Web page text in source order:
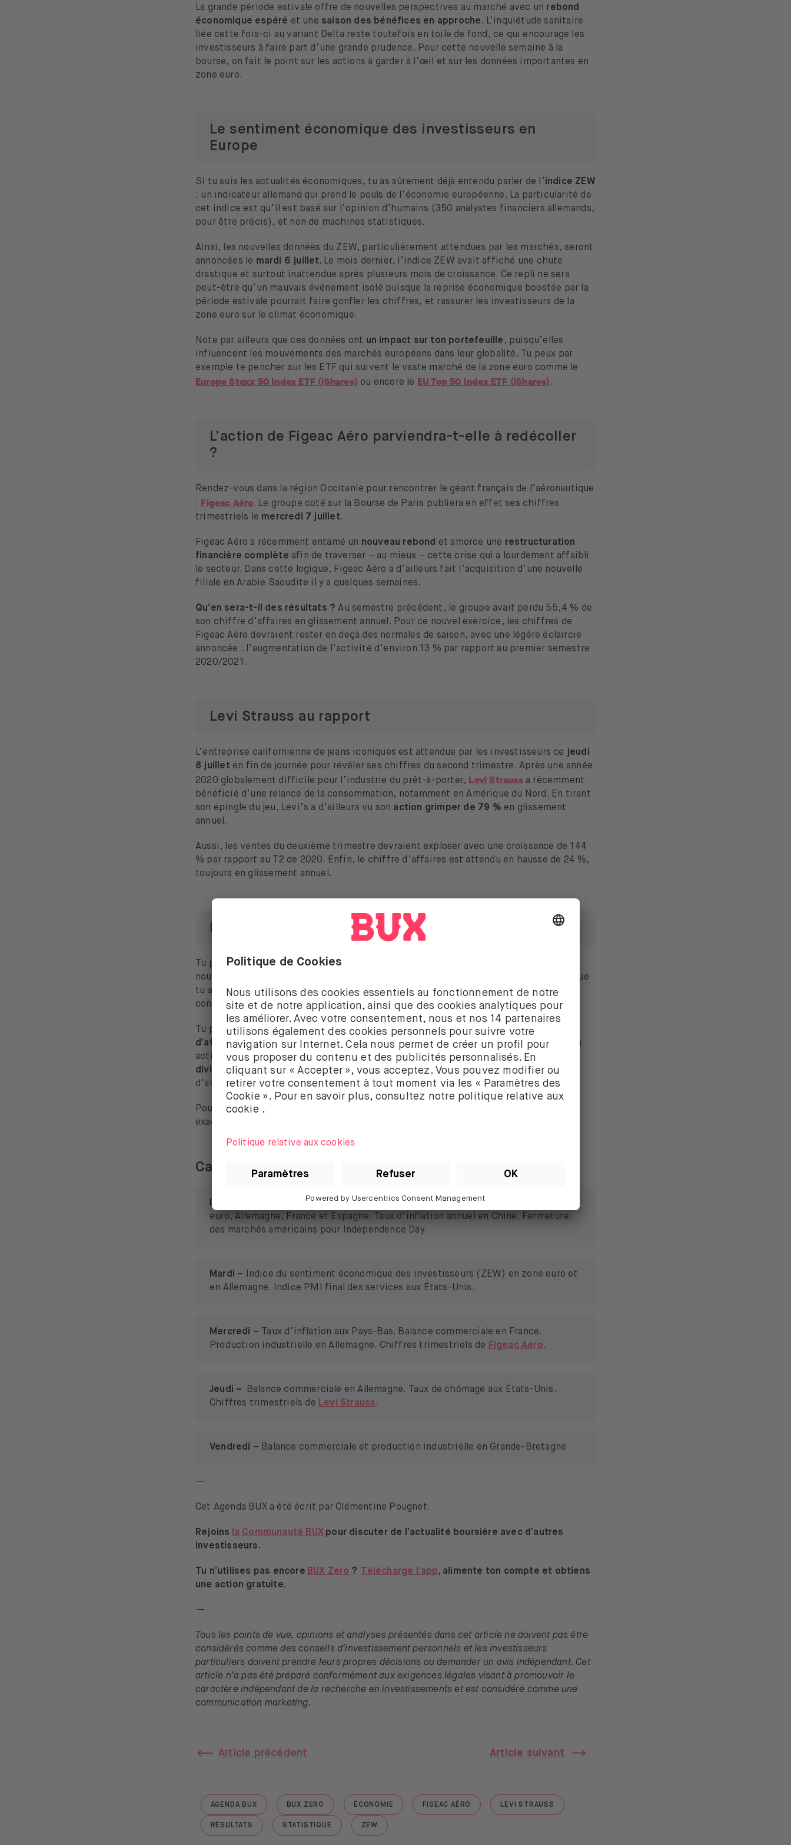
La grande période estivale offre de nouvelles perspectives au marché avec un rebond
économique espéré et une saison des bénéfices en approche. L’inquiétude sanitaire
liée cette fois-ci au variant Delta reste toutefois en toile de fond, ce qui encourage les
investisseurs à faire part d’une grande prudence. Pour cette nouvelle semaine à la
bourse, on fait le point sur les actions à garder à l’œil et sur les données importantes en
zone euro.
Le sentiment économique des investisseurs en
Europe
Si tu suis les actualités économiques, tu as sûrement déjà entendu parler de l’indice ZEW
: un indicateur allemand qui prend le pouls de l’économie européenne. La particularité de
cet indice est qu’il est basé sur l’opinion d’humains (350 analystes financiers allemands,
pour être précis), et non de machines statistiques.
Ainsi, les nouvelles données du ZEW, particulièrement attendues par les marchés, seront
annoncées le mardi 6 juillet. Le mois dernier, l’indice ZEW avait affiché une chute
drastique et surtout inattendue après plusieurs mois de croissance. Ce repli ne sera
peut-être qu’un mauvais événement isolé puisque la reprise économique boostée par la
période estivale pourrait faire gonfler les chiffres, et rassurer les investisseurs de la
zone euro sur le climat économique.
Note par ailleurs que ces données ont un impact sur ton portefeuille , puisqu’elles
influencent les mouvements des marchés européens dans leur globalité. Tu peux par
exemple te pencher sur les ETF qui suivent le vaste marché de la zone euro comme le
Europe Stoxx 50 Index ETF (iShares) ou encore le EU Top 50 Index ETF (iShares) .
L’action de Figeac Aéro parviendra-t-elle à redécoller
?
Rendez-vous dans la région Occitanie pour rencontrer le géant français de l’aéronautique
: Figeac Aéro. Le groupe coté sur la Bourse de Paris publiera en effet ses chiffres
trimestriels le mercredi 7 juillet.
Figeac Aéro a récemment entamé un nouveau rebond et amorce une restructuration
financière complète afin de traverser – au mieux – cette crise qui a lourdement affaibli
le secteur. Dans cette logique, Figeac Aéro a d’ailleurs fait l’acquisition d’une nouvelle
filiale en Arabie Saoudite il y a quelques semaines.
Qu’en sera-t-il des résultats ? Au semestre précédent, le groupe avait perdu 55,4 % de
son chiffre d’affaires en glissement annuel. Pour ce nouvel exercice, les chiffres de
Figeac Aéro devraient rester en deçà des normales de saison, avec une légère éclaircie
annoncée : l’augmentation de l’activité d’environ 13 % par rapport au premier semestre
2020/2021.
Levi Strauss au rapport
L’entreprise californienne de jeans iconiques est attendue par les investisseurs ce jeudi
8 juilleten fin de journée pour révéler ses chiffres du second trimestre. Après une année
2020 globalement difficile pour l’industrie du prêt-à-porter, Levi Straussa récemment
bénéficié d’une relance de la consommation, notamment en Amérique du Nord. En tirant
son épingle du jeu, Levi’s a d’ailleurs vu son action grimper de 79 % en glissement
annuel.
Aussi, les ventes du deuxième trimestre devraient exploser avec une croissance de 144
% par rapport au T2 de 2020. Enfin, le chiffre d’affaires est attendu en hausse de 24 %,
toujours en glissement annuel.
Découvre les nouvelles statistiques sur BUX Zero
Tu peux désormais affiner tes recherches sur l’application BUX Zero en utilisant les
nouvelles statistiques disponibles. Nous avons récemment ajouté ces données pour que
tu aiesun meilleur aperçu de l’actif dans lequel tu investiset faire des choix qui te
conviennent.
Tu pourras donc prendre connaissance duBPA(bénéfice par action), duchiffre
d’affaires, de lacapitalisation boursière, ou encore duPER(price-earning-ratio) d’un
actif. Nous avons également indiqué toutes les informations à connaître sur les
dividendes, comme la date à laquelle il est détaché (“date ex-dividende”). Assure-toi
d’avoir la dernière version de l’app à jour pour en bénéficier !
Pour en savoir plus sur ces nouvelles fonctionnalités et ce qu’elles signifient
exactement, consulte
Calendrier économique et des résultats
Lundi –
Production industrielle en France. Indice PMI final des services en zone
euro, Allemagne, France et Espagne. Taux d’inflation annuel en Chine. Fermeture
des marchés américains pour Independence Day.
Mardi –
Indice du sentiment économique des investisseurs (ZEW) en zone euro et
en Allemagne. Indice PMI final des services aux États-Unis.
Mercredi –
Taux d’inflation aux Pays-Bas. Balance commerciale en France.
Production industrielle en Allemagne. Chiffres trimestriels de Figeac Aéro.
Jeudi –
Balance commerciale en Allemagne. Taux de chômage aux États-Unis.
Chiffres trimestriels de Levi Strauss.
Vendredi – Balance commerciale et production industrielle en Grande-Bretagne
—
Cet Agenda BUX a été écrit par Clémentine Pougnet.
Rejoins la Communauté BUX pour discuter de l’actualité boursière avec d’autres
investisseurs.
Tu n’utilises pas encore BUX Zero ? Télécharge l’app, alimente ton compte et obtiens
une action gratuite.
—
Tous les points de vue, opinions et analyses présentés dans cet article ne doivent pas être
considérés comme des conseils d’investissement personnels et les investisseurs
particuliers doivent prendre leurs propres décisions ou demander un avis indépendant. Cet
article n’a pas été préparé conformément aux exigences légales visant à promouvoir le
caractère indépendant de la recherche en investissements et est considéré comme une
communication marketing.
Article précédent Article suivant
AGENDA BUX
GO TO "AGENDA BUX"
BUX ZERO
GO TO "BUX ZERO"
ÉCONOMIE
GO TO "ÉCONOMIE"
FIGEAC AÉRO
GO TO "FIGEAC AÉRO"
LEVI STRAUSS
GO TO "LEVI STRAUSS"
RÉSULTATS
GO TO "RÉSULTATS"
STATISTIQUE
GO TO "STATISTIQUE"
ZEW
GO TO "ZEW"